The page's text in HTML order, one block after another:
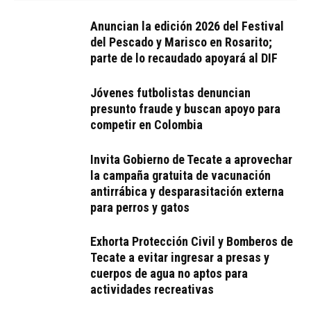
Anuncian la edición 2026 del Festival
del Pescado y Marisco en Rosarito;
parte de lo recaudado apoyará al DIF
Jóvenes futbolistas denuncian
presunto fraude y buscan apoyo para
competir en Colombia
Invita Gobierno de Tecate a aprovechar
la campaña gratuita de vacunación
antirrábica y desparasitación externa
para perros y gatos
Exhorta Protección Civil y Bomberos de
Tecate a evitar ingresar a presas y
cuerpos de agua no aptos para
actividades recreativas